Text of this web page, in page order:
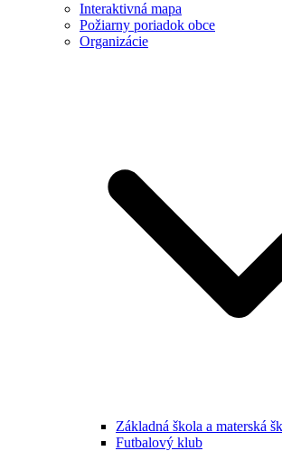
Interaktivná mapa
Požiarny poriadok obce
Organizácie
Základná škola a materská
Futbalový klub